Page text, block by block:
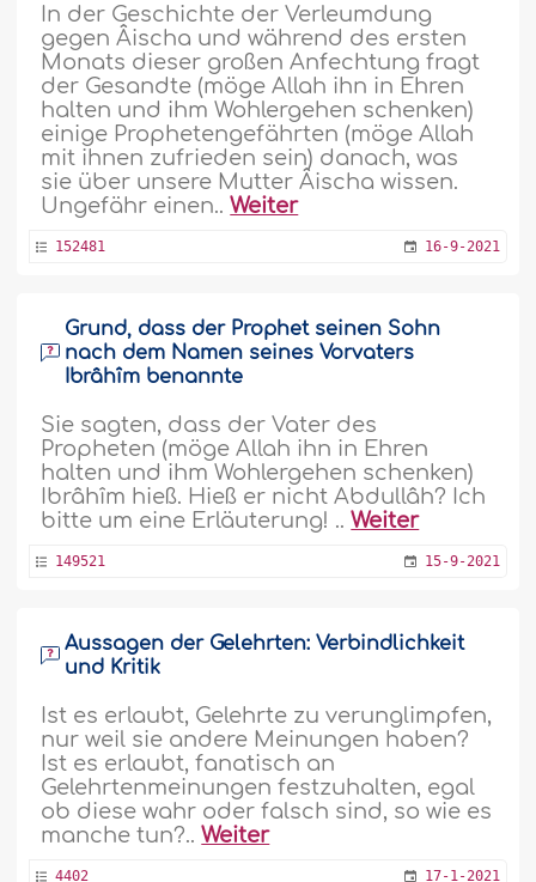
In der Geschichte der Verleumdung
gegen Âischa und während des ersten
Monats dieser großen Anfechtung fragt
der Gesandte (möge Allah ihn in Ehren
halten und ihm Wohlergehen schenken)
einige Prophetengefährten (möge Allah
mit ihnen zufrieden sein) danach, was
sie über unsere Mutter Âischa wissen.
Ungefähr einen..Weiter
152481 16-9-2021
Grund, dass der Prophet seinen Sohn
nach dem Namen seines Vorvaters
Ibrâhîm benannte
Sie sagten, dass der Vater des
Propheten (möge Allah ihn in Ehren
halten und ihm Wohlergehen schenken)
Ibrâhîm hieß. Hieß er nicht Abdullâh? Ich
bitte um eine Erläuterung! ..Weiter
149521 15-9-2021
Aussagen der Gelehrten: Verbindlichkeit
und Kritik
Ist es erlaubt, Gelehrte zu verunglimpfen,
nur weil sie andere Meinungen haben?
Ist es erlaubt, fanatisch an
Gelehrtenmeinungen festzuhalten, egal
ob diese wahr oder falsch sind, so wie es
manche tun?..Weiter
4402 17-1-2021